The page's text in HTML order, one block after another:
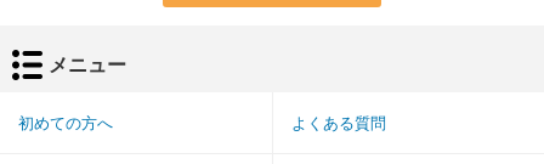
メニュー
初めての方へ よくある質問